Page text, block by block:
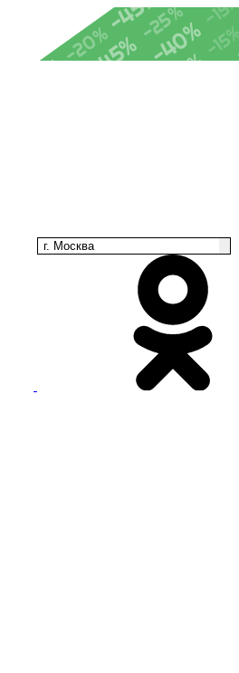
-20%
-35%
-
-35%
-25%
-45%
-
-40%
г. Москва